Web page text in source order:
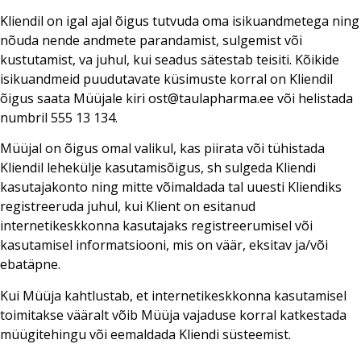
Kliendil on igal ajal õigus tutvuda oma isikuandmetega ning
nõuda nende andmete parandamist, sulgemist või
kustutamist, va juhul, kui seadus sätestab teisiti. Kõikide
isikuandmeid puudutavate küsimuste korral on Kliendil
õigus saata Müüjale kiri ost@taulapharma.ee või helistada
numbril 555 13 134.
Müüjal on õigus omal valikul, kas piirata või tühistada
Kliendil lehekülje kasutamisõigus, sh sulgeda Kliendi
kasutajakonto ning mitte võimaldada tal uuesti Kliendiks
registreeruda juhul, kui Klient on esitanud
internetikeskkonna kasutajaks registreerumisel või
kasutamisel informatsiooni, mis on väär, eksitav ja/või
ebatäpne.
Kui Müüja kahtlustab, et internetikeskkonna kasutamisel
toimitakse vääralt võib Müüja vajaduse korral katkestada
müügitehingu või eemaldada Kliendi süsteemist.